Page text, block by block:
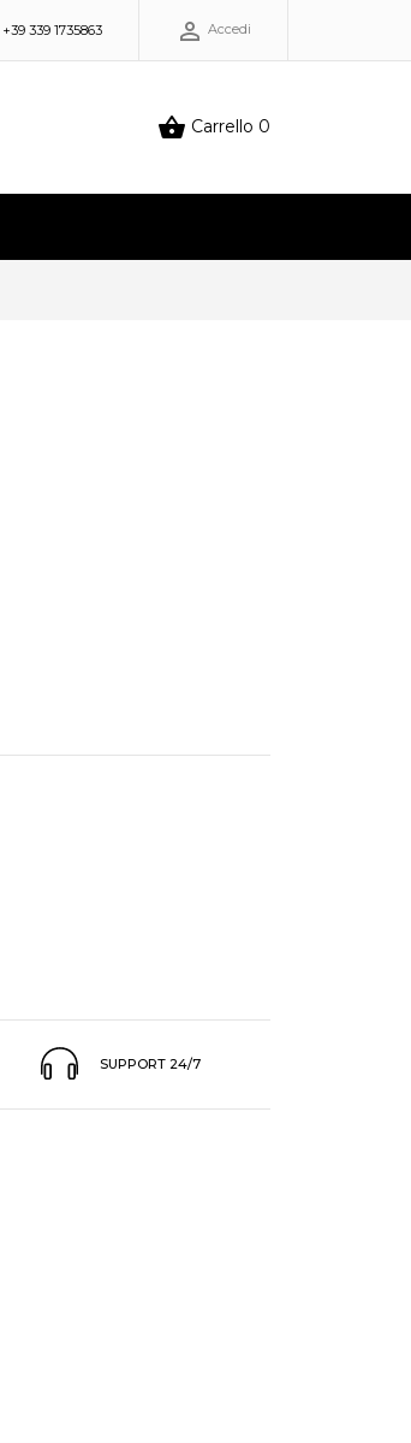
+39 339 1735863  Accedi
 Carrello 0
SUPPORT 24/7